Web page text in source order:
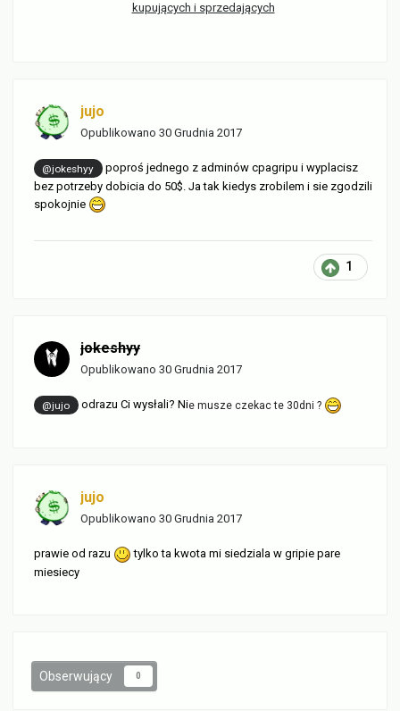
kupujących i sprzedających
jujo
Opublikowano 30 Grudnia 2017
@jokeshyy
poproś jednego z adminów cpagripu i wyplacisz
bez potrzeby dobicia do 50$. Ja tak kiedys zrobilem i sie zgodzili
spokojnie
1
jokeshyy
Opublikowano 30 Grudnia 2017
@jujo odrazu Ci wysłali? Nie musze czekac te 30dni ?
jujo
Opublikowano 30 Grudnia 2017
prawie od razu
tylko ta kwota mi siedziala w gripie pare
miesiecy
Obserwujący 0